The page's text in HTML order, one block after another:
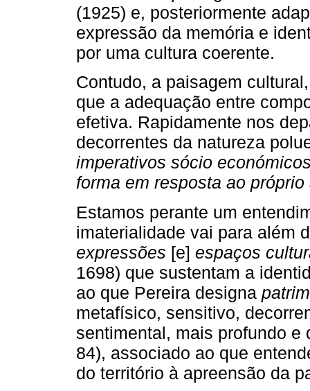
(1925) e, posteriormente
expressão da memória e
por uma cultura coerente.
Contudo, a paisagem
que a adequação entre
efetiva. Rapidamente nos
decorrentes da natureza
imperativos sócio
forma em resposta ao
Estamos perante um
imaterialidade vai para além
expressões [e] espaços
1698) que sustentam a
ao que Pereira designa
metafísico, sensitivo,
sentimental, mais profundo
84), associado ao que
do território à apreensão da